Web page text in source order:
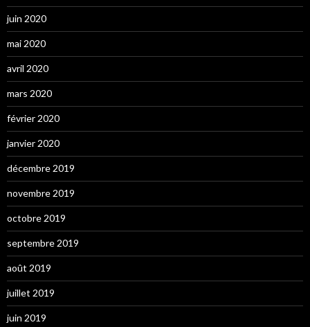
juin 2020
mai 2020
avril 2020
mars 2020
février 2020
janvier 2020
décembre 2019
novembre 2019
octobre 2019
septembre 2019
août 2019
juillet 2019
juin 2019